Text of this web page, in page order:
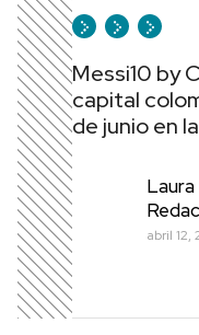
Messi10 by
capital
de junio en
Laura
abril 12,